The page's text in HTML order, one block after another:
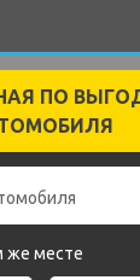
ПО
же месте